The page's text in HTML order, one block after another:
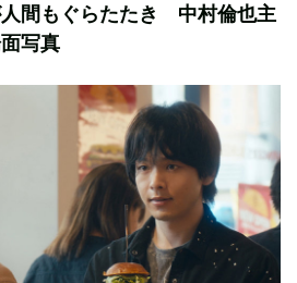
間もぐらたたき 中村倫也主
写真